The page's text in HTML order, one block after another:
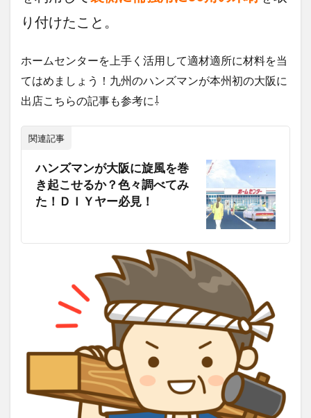
り付けたこと。
ホームセンターを上手く活用して適材適所に材料を当
てはめましょう！九州のハンズマンが本州初の大阪に
出店こちらの記事も参考に⇩
関連記事
ハンズマンが大阪に旋風を巻
き起こせるか？色々調べてみ
た！ＤＩＹヤー必見！